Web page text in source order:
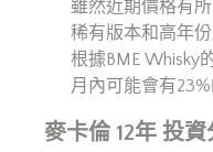
雖然近期價格有
稀有版本和高年
根據BME Whisky
月內可能會有
麥卡倫 12年 投資